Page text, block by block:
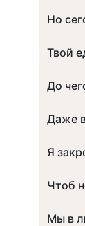
Но
Твой
До
Даже
Я
Чтоб
Мы в